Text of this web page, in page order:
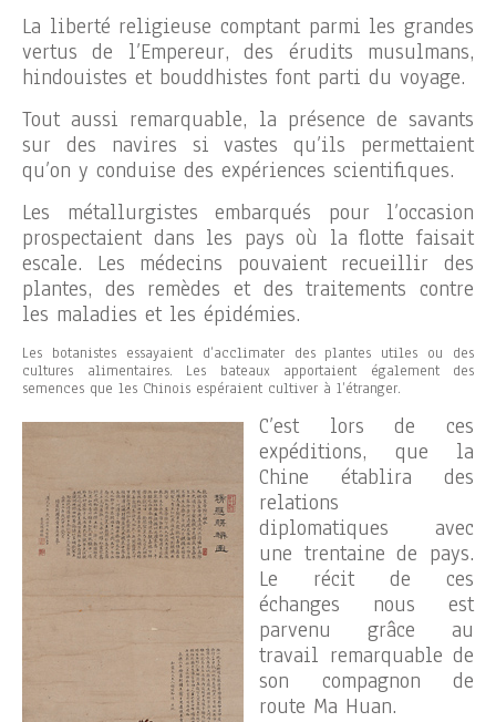
La liberté religieuse comptant parmi les grandes
vertus de l’Empereur, des érudits musulmans,
hindouistes et bouddhistes font parti du voyage.
Tout aussi remarquable, la présence de savants
sur des navires si vastes qu’ils permettaient
qu’on y conduise des expériences scientifiques.
Les métallurgistes embarqués pour l’occasion
prospectaient dans les pays où la flotte faisait
escale. Les médecins pouvaient recueillir des
plantes, des remèdes et des traitements contre
les maladies et les épidémies.
Les botanistes essayaient d’acclimater des plantes utiles ou des
cultures alimentaires. Les bateaux apportaient également des
semences que les Chinois espéraient cultiver à l’étranger.
C’est lors de ces
expéditions, que la
Chine établira des
relations
diplomatiques avec
une trentaine de pays.
Le récit de ces
échanges nous est
parvenu grâce au
travail remarquable de
son compagnon de
route Ma Huan.